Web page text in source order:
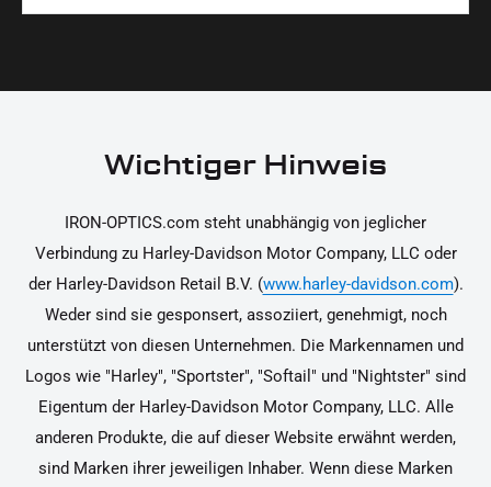
korrekt an deinem Motorrad zu installieren.
Ja, du kannst die Teile innerhalb von 14 Tagen
Rücksendung findest du in unseren
Wichtiger Hinweis
IRON-OPTICS.com steht unabhängig von jeglicher
Verbindung zu Harley-Davidson Motor Company, LLC oder
der Harley-Davidson Retail B.V. (www.harley-davidson.com).
Weder sind sie gesponsert, assoziiert, genehmigt, noch
unterstützt von diesen Unternehmen. Die Markennamen und
Logos wie "Harley", "Sportster", "Softail" und "Nightster" sind
Eigentum der Harley-Davidson Motor Company, LLC. Alle
anderen Produkte, die auf dieser Website erwähnt werden,
sind Marken ihrer jeweiligen Inhaber. Wenn diese Marken